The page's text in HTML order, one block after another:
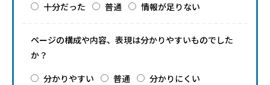
十分だった
普通 情報が足りない
ページの構成や内容、表現は分かりやすいものでした
か？
分かりやすい
普通 分かりにくい